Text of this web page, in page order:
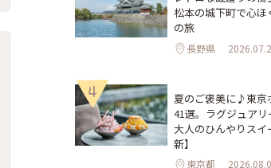
松本の城下町で心ほ
の旅
長野県
4
夏のご褒美に♪東京
41選。ラグジュアリ
大人のひんやりスイ
新】
東京都